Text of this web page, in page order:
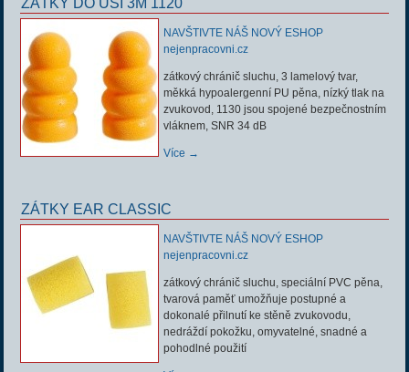
ZÁTKY DO UŠÍ 3M 1120
NAVŠTIVTE NÁŠ NOVÝ ESHOP
nejenpracovni.cz
zátkový chránič sluchu, 3 lamelový tvar,
měkká hypoalergenní PU pěna, nízký tlak na
zvukovod, 1130 jsou spojené bezpečnostním
vláknem, SNR 34 dB
Více →
ZÁTKY EAR CLASSIC
NAVŠTIVTE NÁŠ NOVÝ ESHOP
nejenpracovni.cz
zátkový chránič sluchu, speciální PVC pěna,
tvarová paměť umožňuje postupné a
dokonalé přilnutí ke stěně zvukovodu,
nedráždí pokožku, omyvatelné, snadné a
pohodlné použití